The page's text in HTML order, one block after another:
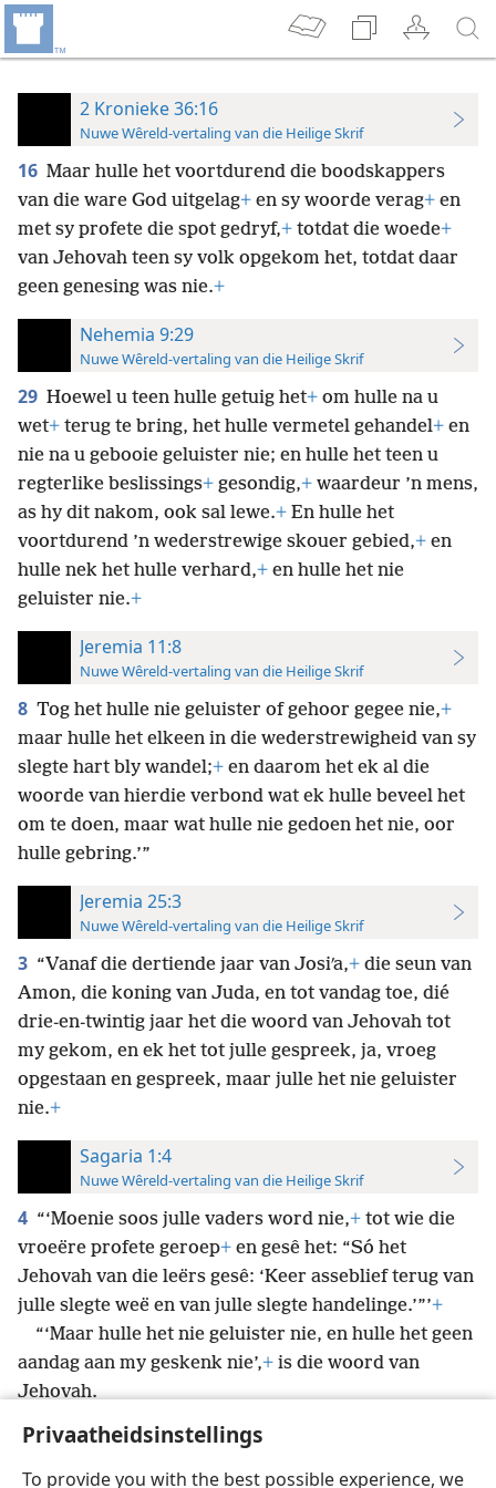
Privaatheidsinstellings
To provide you with the best possible experience, we
2 Kronieke 36:16
Nuwe Wêreld-vertaling van die Heilige Skrif
16 Maar hulle het voortdurend die boodskappers
van die ware God uitgelag+ en sy woorde verag+ en
met sy profete die spot gedryf,+ totdat die woede+
van Jehovah teen sy volk opgekom het, totdat daar
geen genesing was nie.+
Nehemia 9:29
Nuwe Wêreld-vertaling van die Heilige Skrif
29 Hoewel u teen hulle getuig het+ om hulle na u
wet+ terug te bring, het hulle vermetel gehandel+ en
nie na u gebooie geluister nie; en hulle het teen u
regterlike beslissings+ gesondig,+ waardeur ’n mens,
as hy dit nakom, ook sal lewe.+ En hulle het
voortdurend ’n wederstrewige skouer gebied,+ en
hulle nek het hulle verhard,+ en hulle het nie
geluister nie.+
Jeremia 11:8
Nuwe Wêreld-vertaling van die Heilige Skrif
8 Tog het hulle nie geluister of gehoor gegee nie,+
maar hulle het elkeen in die wederstrewigheid van sy
slegte hart bly wandel;+ en daarom het ek al die
woorde van hierdie verbond wat ek hulle beveel het
om te doen, maar wat hulle nie gedoen het nie, oor
hulle gebring.’”
Jeremia 25:3
Nuwe Wêreld-vertaling van die Heilige Skrif
3 “Vanaf die dertiende jaar van Josiʹa,+ die seun van
Amon, die koning van Juda, en tot vandag toe, dié
drie-en-twintig jaar het die woord van Jehovah tot
my gekom, en ek het tot julle gespreek, ja, vroeg
opgestaan en gespreek, maar julle het nie geluister
nie.+
Sagaria 1:4
Nuwe Wêreld-vertaling van die Heilige Skrif
4 “‘Moenie soos julle vaders word nie,+ tot wie die
vroeëre profete geroep+ en gesê het: “Só het
Jehovah van die leërs gesê: ‘Keer asseblief terug van
julle slegte weë en van julle slegte handelinge.’”’+
“‘Maar hulle het nie geluister nie, en hulle het geen
aandag aan my geskenk nie’,+ is die woord van
Jehovah.